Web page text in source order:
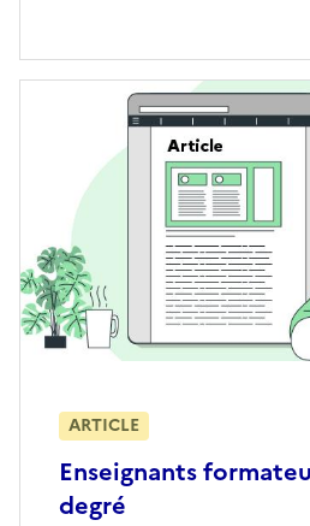
Enseignants
degré
ARTICLE